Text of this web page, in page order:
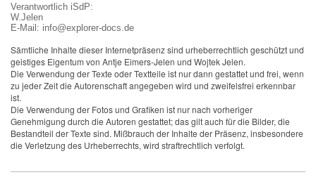
Verantwortlich iSdP:
W.Jelen
E-Mail: info@explorer-docs.de
Sämtliche Inhalte dieser Internetpräsenz sind urheberrechtlich geschützt und
geistiges Eigentum von Antje Eimers-Jelen und Wojtek Jelen.
Die Verwendung der Texte oder Textteile ist nur dann gestattet und frei, wenn
zu jeder Zeit die Autorenschaft angegeben wird und zweifelsfrei erkennbar
ist.
Die Verwendung der Fotos und Grafiken ist nur nach vorheriger
Genehmigung durch die Autoren gestattet; das gilt auch für die Bilder, die
Bestandteil der Texte sind. Mißbrauch der Inhalte der Präsenz, insbesondere
die Verletzung des Urheberrechts, wird straftrechtlich verfolgt.